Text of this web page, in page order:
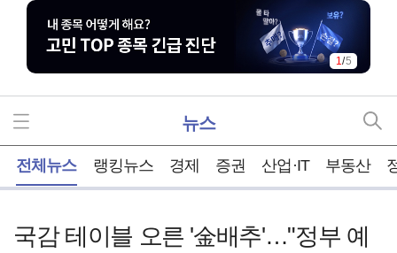
1/5
뉴스
전체뉴스 랭킹뉴스 경제 증권 산업·IT 부동산
국감 테이블 오른 '金배추'…"정부 예